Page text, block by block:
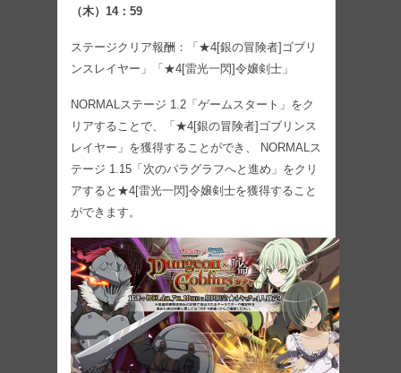
（木）14：59
ステージクリア報酬：「★4[銀の冒険者]ゴブリ
ンスレイヤー」「★4[雷光一閃]令嬢剣士」
NORMALステージ 1.2「ゲームスタート」をク
リアすることで、「★4[銀の冒険者]ゴブリンス
レイヤー」を獲得することができ、 NORMALス
テージ 1.15「次のパラグラフへと進め」をクリ
アすると★4[雷光一閃]令嬢剣士を獲得すること
ができます。